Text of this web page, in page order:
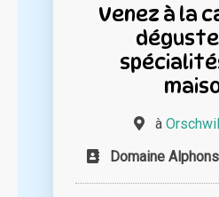
Venez à la
à
Domaine